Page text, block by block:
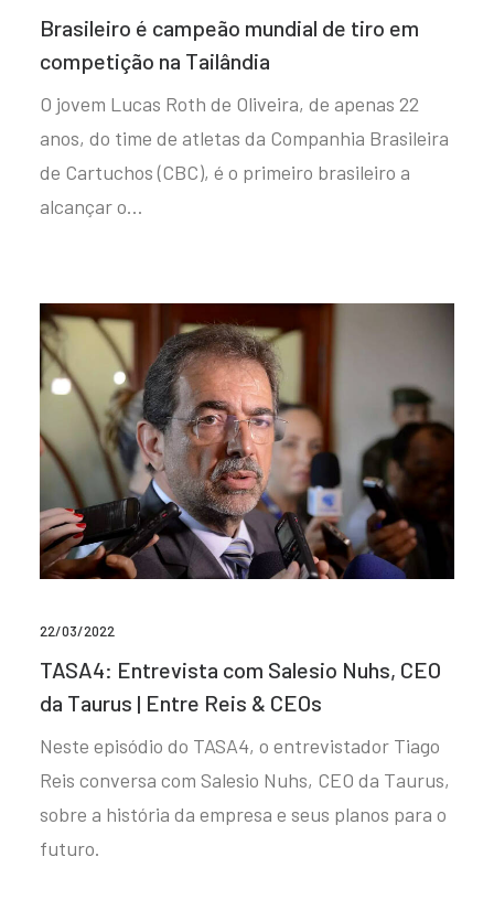
Brasileiro é campeão mundial de tiro em
competição na Tailândia
O jovem Lucas Roth de Oliveira, de apenas 22
anos, do time de atletas da Companhia Brasileira
de Cartuchos (CBC), é o primeiro brasileiro a
alcançar o…
22/03/2022
TASA4: Entrevista com Salesio Nuhs, CEO
da Taurus | Entre Reis & CEOs
Neste episódio do TASA4, o entrevistador Tiago
Reis conversa com Salesio Nuhs, CEO da Taurus,
sobre a história da empresa e seus planos para o
futuro.